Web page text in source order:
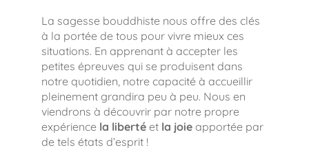
La sagesse bouddhiste nous offre des clés
à la portée de tous pour vivre mieux ces
situations. En apprenant à accepter les
petites épreuves qui se produisent dans
notre quotidien, notre capacité à accueillir
pleinement grandira peu à peu. Nous en
viendrons à découvrir par notre propre
expérience la liberté et la joie apportée par
de tels états d’esprit !